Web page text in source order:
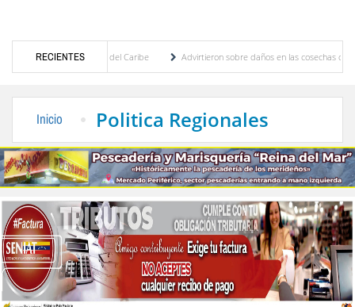
RECIENTES
y del Caribe
Advirtieron sobre daños en las cosechas de los Andes
Inicio Politica Regionales